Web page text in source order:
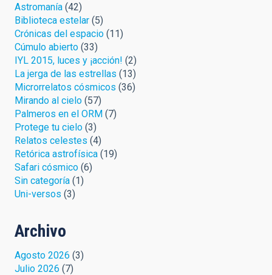
Astromanía (42)
Biblioteca estelar (5)
Crónicas del espacio (11)
Cúmulo abierto (33)
IYL 2015, luces y ¡acción! (2)
La jerga de las estrellas (13)
Microrrelatos cósmicos (36)
Mirando al cielo (57)
Palmeros en el ORM (7)
Protege tu cielo (3)
Relatos celestes (4)
Retórica astrofísica (19)
Safari cósmico (6)
Sin categoría (1)
Uni-versos (3)
Archivo
Agosto 2026 (3)
Julio 2026 (7)